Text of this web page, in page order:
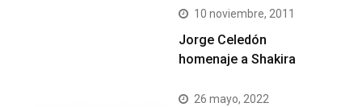
10 noviembre, 2011
Jorge Celedón
homenaje a Shakira
26 mayo, 2022